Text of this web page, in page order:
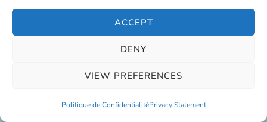
ACCEPT
DENY
VIEW PREFERENCES
Politique de ConfidentialitéPrivacy Statement
Boscobel House : une visite historique et insolite